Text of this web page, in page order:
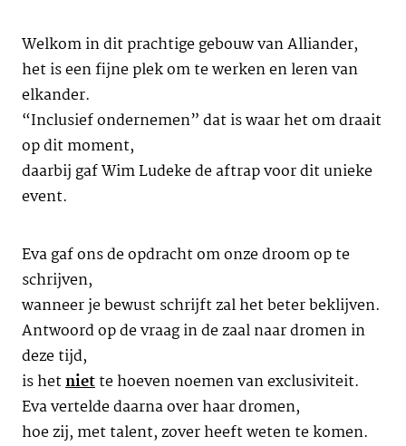
Welkom in dit prachtige gebouw van Alliander,
het is een fijne plek om te werken en leren van
elkander.
“Inclusief ondernemen” dat is waar het om draait
op dit moment,
daarbij gaf Wim Ludeke de aftrap voor dit unieke
event.
Eva gaf ons de opdracht om onze droom op te
schrijven,
wanneer je bewust schrijft zal het beter beklijven.
Antwoord op de vraag in de zaal naar dromen in
deze tijd,
is hetniette hoeven noemen van exclusiviteit.
Eva vertelde daarna over haar dromen,
hoe zij, met talent, zover heeft weten te komen.